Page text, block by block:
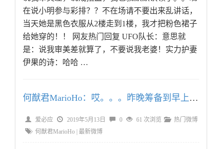
在说小明参与彩排？？不在场请不要出来乱讲话，
当天她是黑色衣服从2楼走到1楼，我才把粉色裙子
给她穿的！！ 网友热门回复 UFO队长：意思就
是：说我审美差就算了，不要说我老婆！实力护妻
伊果的诗：哈哈 …
何猷君MarioHo：哎。。。昨晚筹备到早上5点，幸好一回去就把小明手
爱必应 2019年5月13日 0 61 次浏览
热门微博
何猷君MarioHo 最新微博